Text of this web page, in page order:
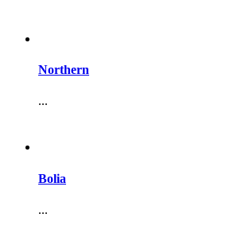
Northern
...
Bolia
...